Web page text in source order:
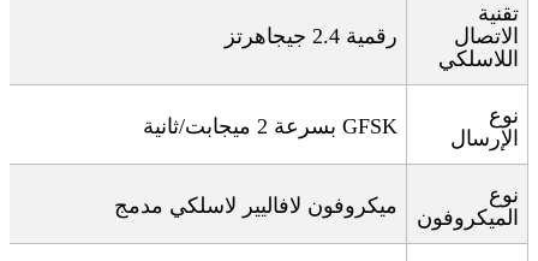
تقنية
الاتصال
اللاسلكي
رقمية 2.4 جيجاهرتز
نوع
الإرسال
GFSK بسرعة 2 ميجابت/ثانية
نوع
الميكروفون
ميكروفون لافاليير لاسلكي مدمج